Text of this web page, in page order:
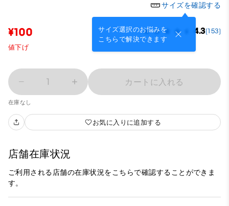
サイズを確認する
サイズ選択のお悩みを
こちらで解決できます
¥100 4.3(153)
値下げ
1 カートに入れる
在庫なし
お気に入りに追加する
店舗在庫状況
ご利用される店舗の在庫状況をこちらで確認することができま
す。